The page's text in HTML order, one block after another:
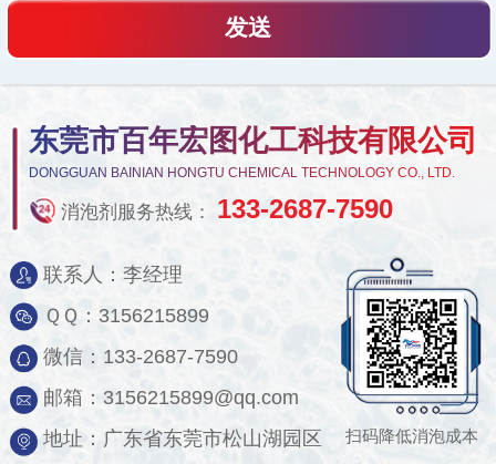
东莞市百年宏图化工科技有限公司
DONGGUAN BAINIAN HONGTU CHEMICAL TECHNOLOGY CO., LTD.
消泡剂服务热线： 133-2687-7590
联系人：李经理
ＱＱ：3156215899
微信：133-2687-7590
邮箱：3156215899@qq.com
地址：广东省东莞市松山湖园区
扫码降低消泡成本